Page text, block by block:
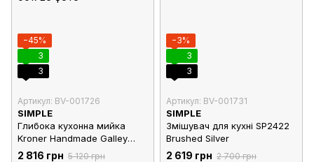
−45%
3
3
Артикул: BV-001726
SIMPLE
Глибока кухонна мийка
Kroner Handmade Galley
SP6045 Brushed Silver
2 816 грн 5 120 грн
−3%
3
3
Артикул: BV-001731
SIMPLE
Змішувач для кухні SP2422
Brushed Silver
2 619 грн 2 700 грн